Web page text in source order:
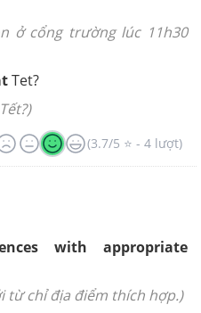
ở cổng trường lúc 11h30
Tet?
(3.7/5 ⭐ - 4 lượt)
with appropriate
từ chỉ địa điểm thích hợp.)